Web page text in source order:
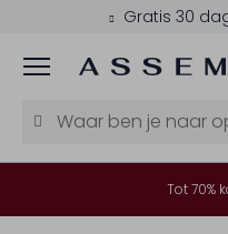
Gratis 30
Menu
Tot 70%